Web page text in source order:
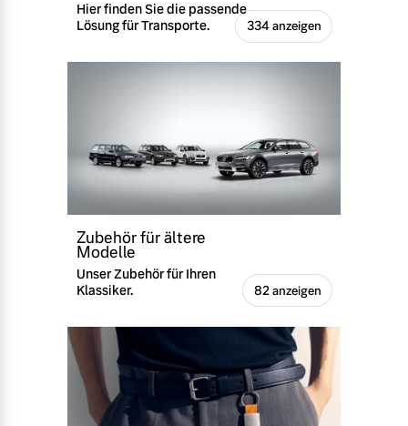
Hier finden Sie die passende
Lösung für Transporte.
334 anzeigen
Zubehör für ältere
Modelle
Unser Zubehör für Ihren
Klassiker.
82 anzeigen